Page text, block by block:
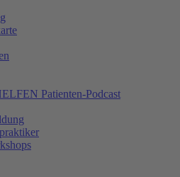
Patienten-Podcast